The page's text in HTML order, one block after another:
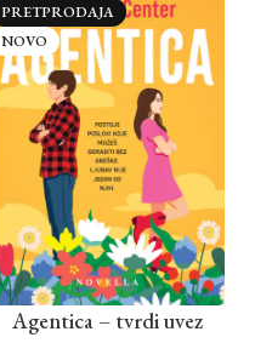
PRETPRODAJA
NOVO
Agentica – tvrdi uvez